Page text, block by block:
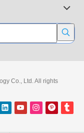
Co., Ltd. All rights